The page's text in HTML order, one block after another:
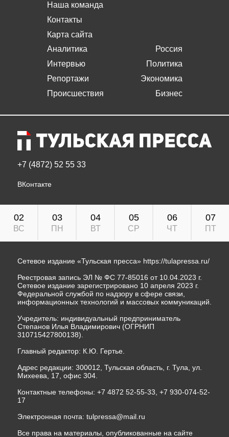
Наша команда
Контакты
Карта сайта
Аналитика
Интервью
Репортажи
Происшествия
Россия
Политика
Экономика
Бизнес
+7 (4872) 52 55 33
ВКонтакте
02
ВС
03
ПН
04
ВТ
05
СР
06
ЧТ
07
ПТ
Сетевое издание «Тульская пресса» https://tulapressa.ru/
Реестровая запись ЭЛ № ФС 77-85016 от 10.04.2023 г.
Сетевое издание зарегистрировано 10 апреля 2023 г.
Федеральной службой по надзору в сфере связи,
информационных технологий и массовых коммуникаций.
Учредитель: индивидуальный предприниматель
Степанов Илья Владимирович (ОГРНИП
310715427800138).
Главный редактор: К.Ю. Гертье.
Адрес редакции: 300012, Тульская область, г. Тула, ул.
Михеева, 17, офис 304.
Контактные телефоны: +7 4872 52-55-33, +7 930-074-52-
17
Электронная почта: tulpressa@mail.ru
Все права на материалы, опубликованные на сайте